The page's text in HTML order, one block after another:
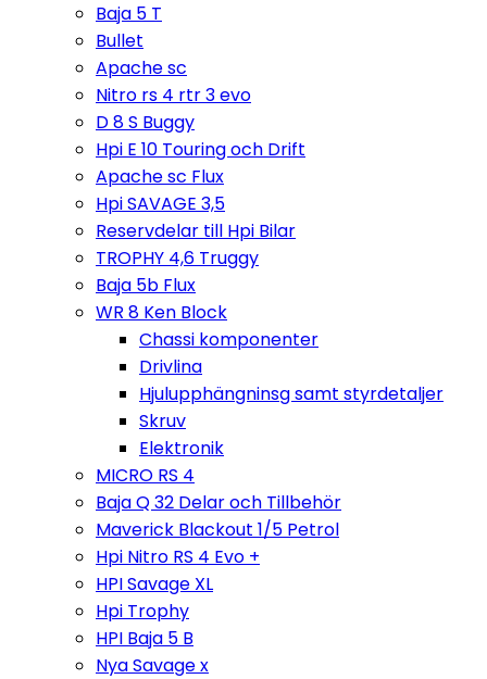
Baja 5 T
Bullet
Apache sc
Nitro rs 4 rtr 3 evo
D 8 S Buggy
Hpi E 10 Touring och Drift
Apache sc Flux
Hpi SAVAGE 3,5
Reservdelar till Hpi Bilar
TROPHY 4,6 Truggy
Baja 5b Flux
WR 8 Ken Block
Chassi komponenter
Drivlina
Hjulupphängninsg samt styrdetaljer
Skruv
Elektronik
MICRO RS 4
Baja Q 32 Delar och Tillbehör
Maverick Blackout 1/5 Petrol
Hpi Nitro RS 4 Evo +
HPI Savage XL
Hpi Trophy
HPI Baja 5 B
Nya Savage x